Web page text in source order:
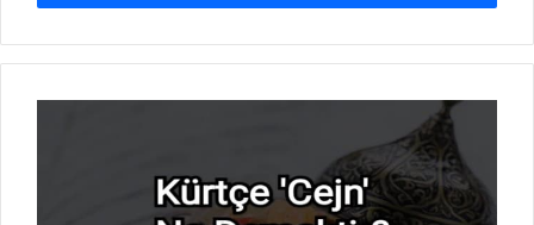
n
i